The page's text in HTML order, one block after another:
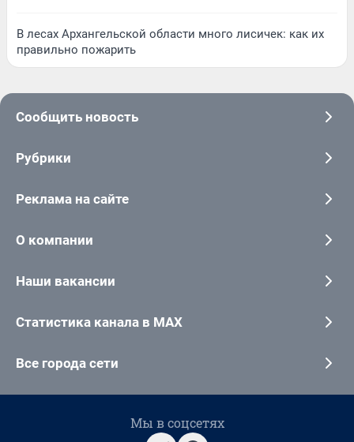
В лесах Архангельской области много лисичек: как их
правильно пожарить
Сообщить новость
Рубрики
Реклама на сайте
О компании
Наши вакансии
Статистика канала в MAX
Все города сети
Мы в соцсетях